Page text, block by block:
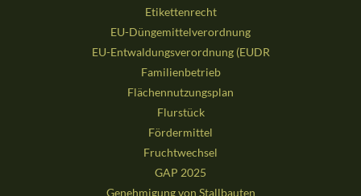
Etikettenrecht
EU-Düngemittelverordnung
EU-Entwaldungsverordnung (EUDR
Familienbetrieb
Flächennutzungsplan
Flurstück
Fördermittel
Fruchtwechsel
GAP 2025
Genehmigung von Stallbauten